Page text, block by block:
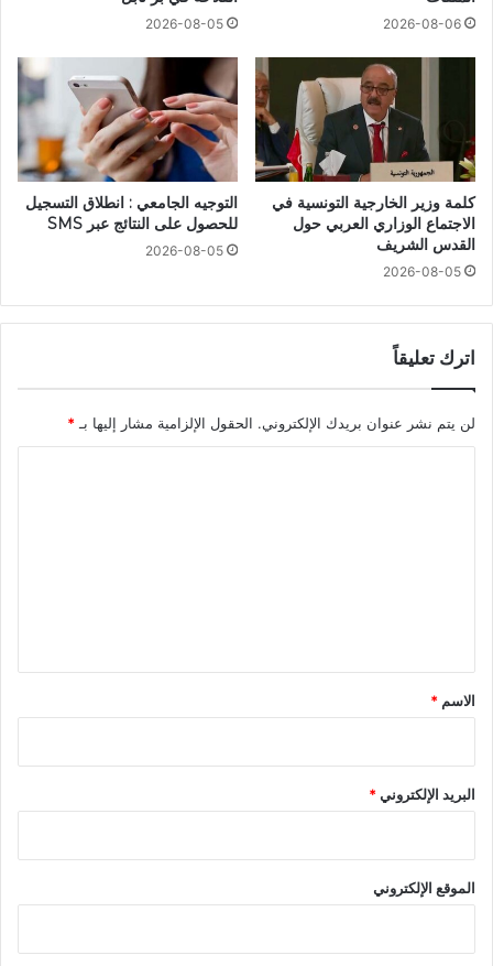
2026-08-06
2026-08-05
كلمة وزير الخارجية التونسية في
الاجتماع الوزاري العربي حول
القدس الشريف
2026-08-05
التوجيه الجامعي : انطلاق التسجيل
للحصول على النتائج عبر SMS
2026-08-05
اترك تعليقاً
لن يتم نشر عنوان بريدك الإلكتروني. الحقول الإلزامية مشار إليها بـ *
*
الاسم *
البريد الإلكتروني*
الموقع الإلكتروني